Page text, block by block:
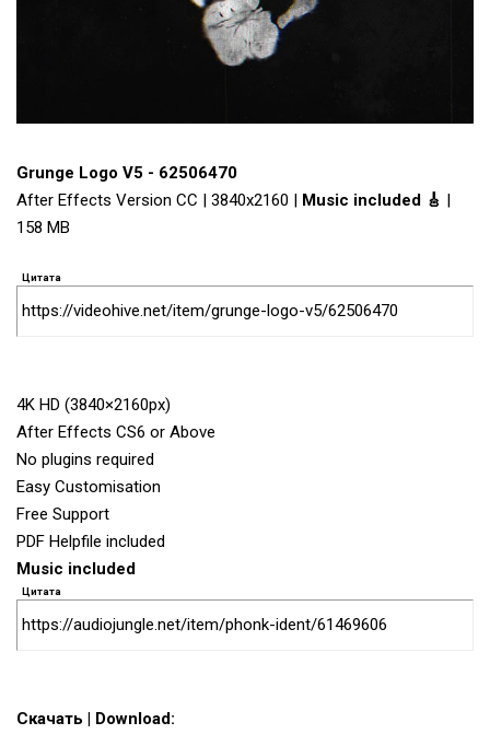
Grunge Logo V5 - 62506470
After Effects Version CC | 3840x2160 | Music included 🎸 |
158 MB
Цитата
https://videohive.net/item/grunge-logo-v5/62506470
4K HD (3840×2160px)
After Effects CS6 or Above
No plugins required
Easy Customisation
Free Support
PDF Helpfile included
Music included
Цитата
https://audiojungle.net/item/phonk-ident/61469606
Скачать | Download: